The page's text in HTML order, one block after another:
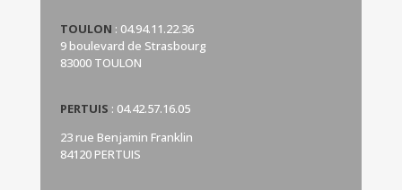
TOULON : 04.94.11.22.36
9 boulevard de Strasbourg
83000 TOULON
PERTUIS : 04.42.57.16.05
23 rue Benjamin Franklin
84120 PERTUIS